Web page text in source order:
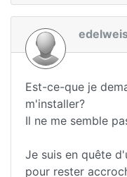
Est-ce-que je
m'installer?
Il ne me semble
Je suis en quête
pour rester